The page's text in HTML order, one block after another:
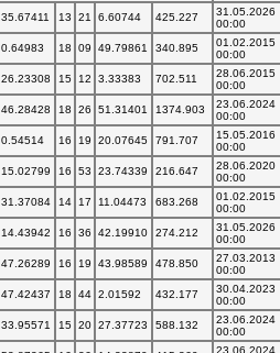
35.67411 13 21 6.60744 425.227
31.05.2026
00:00
0.64983 18 09 49.79861 340.895
01.02.2015
00:00
26.23308 15 12 3.33383 702.511
28.06.2015
00:00
46.28428 18 26 51.31401 1374.903
23.06.2024
00:00
0.54514 16 19 20.07645 791.707
15.05.2016
00:00
15.02799 16 53 23.74339 216.647
28.06.2020
00:00
31.37084 14 17 11.04473 683.268
01.02.2015
00:00
14.43942 16 36 42.19910 274.212
31.05.2026
00:00
47.26289 16 19 43.98589 478.850
27.03.2013
00:00
47.42437 18 44 2.01592 432.177
30.04.2023
00:00
33.95571 15 20 27.37723 588.132
23.06.2024
00:00
23.06.2024